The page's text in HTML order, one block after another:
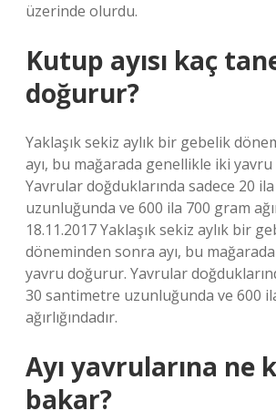
üzerinde olurdu.
Kutup ayısı kaç
doğurur?
Yaklaşık sekiz aylık bir gebelik
ayı, bu mağarada genellikle iki
Yavrular doğduklarında sadece 20
uzunluğunda ve 600 ila 700 gram
18.11.2017 Yaklaşık sekiz aylık bir
döneminden sonra ayı, bu
yavru doğurur. Yavrular
30 santimetre uzunluğunda ve 600
ağırlığındadır.
Ayı yavrularına ne
bakar?